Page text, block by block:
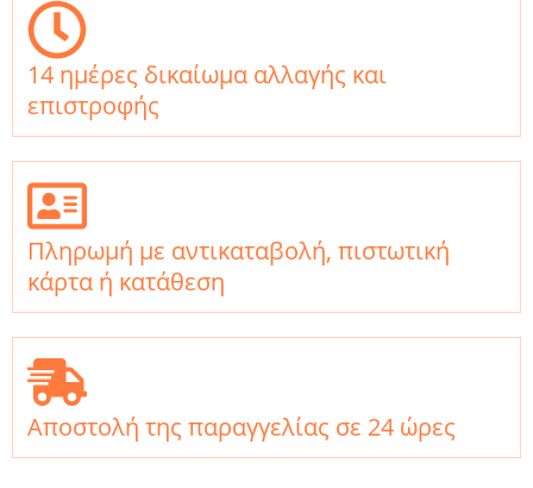
14 ημέρες δικαίωμα αλλαγής και
επιστροφής
Πληρωμή με αντικαταβολή, πιστωτική
κάρτα ή κατάθεση
Αποστολή της παραγγελίας σε 24 ώρες